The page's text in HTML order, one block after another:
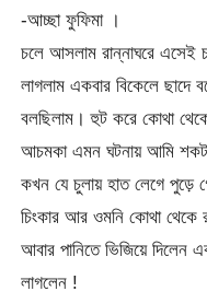
-আচ্ছা ফুফিমা ।
চলে আসলাম রান্নাঘরে এসেই
লাগলাম একবার বিকেলে ছাদে
বলছিলাম। হুট করে কোথা
আচমকা এমন ঘটনায় আমি শকট
কখন যে চুলায় হাত লেগে পুড়ে
চিংকার আর ওমনি কোথা
আবার পানিতে ভিজিয়ে
লাগলেন !